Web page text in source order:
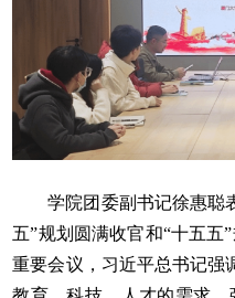
学院团委副书记徐惠聪
五”规划圆满收官和“十五五
重要会议，习近平总书记强